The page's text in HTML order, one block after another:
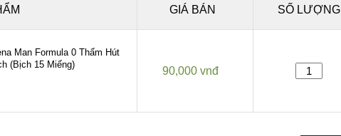
GIÁ BÁN SỐ LƯỢNG
Man Formula 0 Thấm Hút
(Bịch 15 Miếng)
90,000 vnđ